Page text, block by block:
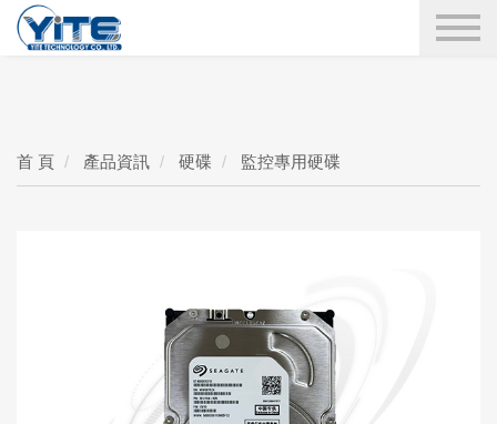
YITE Technology
首 頁 產品資訊 硬碟 監控專用硬碟